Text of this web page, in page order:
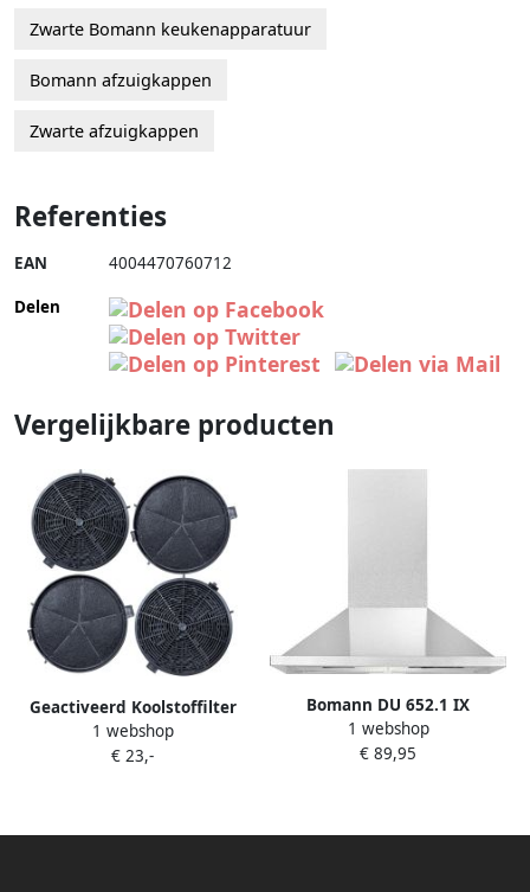
Zwarte Bomann keukenapparatuur
Bomann afzuigkappen
Zwarte afzuigkappen
Referenties
EAN 4004470760712
Delen
Vergelijkbare producten
Geactiveerd Koolstoffilter
voor Afzuigkappen
Vervangingsaccessoires voor
Luchtkwaliteit en
1 webshop
€ 23,-
Bomann DU 652.1 IX
afzuigkap RVS wandschouw
muurmontage
1 webshop
€ 89,95